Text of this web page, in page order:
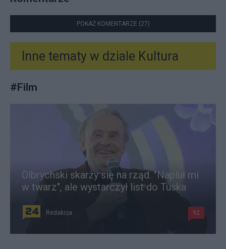
POKAŻ KOMENTARZE (27)
Inne tematy w dziale Kultura
#Film
Olbrychski skarży się na rząd. "Napluł mi
w twarz", ale wystarczył list do Tuska
Redakcja 92